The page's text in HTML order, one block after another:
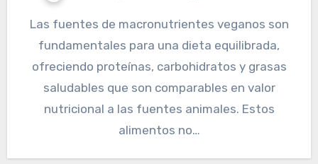
Las fuentes de macronutrientes veganos son
fundamentales para una dieta equilibrada,
ofreciendo proteínas, carbohidratos y grasas
saludables que son comparables en valor
nutricional a las fuentes animales. Estos
alimentos no…